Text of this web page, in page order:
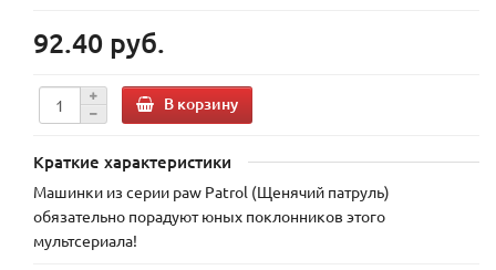
92.40 руб.
В корзину
Краткие характеристики
Машинки из серии paw Patrol (Щенячий патруль)
обязательно порадуют юных поклонников этого
мультсериала!